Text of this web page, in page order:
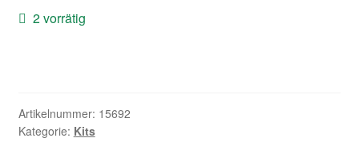
Zubehör
Kontaktformular
2 vorrätig
Artikelnummer: 15692
Kategorie: Kits